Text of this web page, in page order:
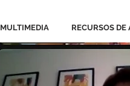
MULTIMEDIA RECURSOS DE